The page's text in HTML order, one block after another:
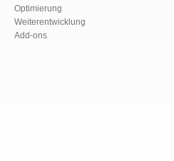
Optimierung
Weiter­ent­wick­lung
Add-ons